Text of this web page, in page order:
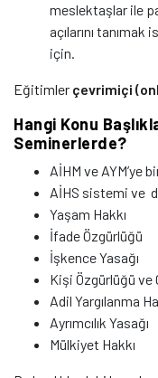
meslektaşlar ile
açılarını
için.
Eğitimler çevrimiçi
Hangi Konu
Seminerlerde?
AİHM ve AYM’ye
AİHS sistemi ve
Yaşam Hakkı
İfade Özgürlüğü
İşkence Yasağı
Kişi Özgürlüğü ve
Adil Yargılanma
Ayrımcılık Yasağı
Mülkiyet Hakkı